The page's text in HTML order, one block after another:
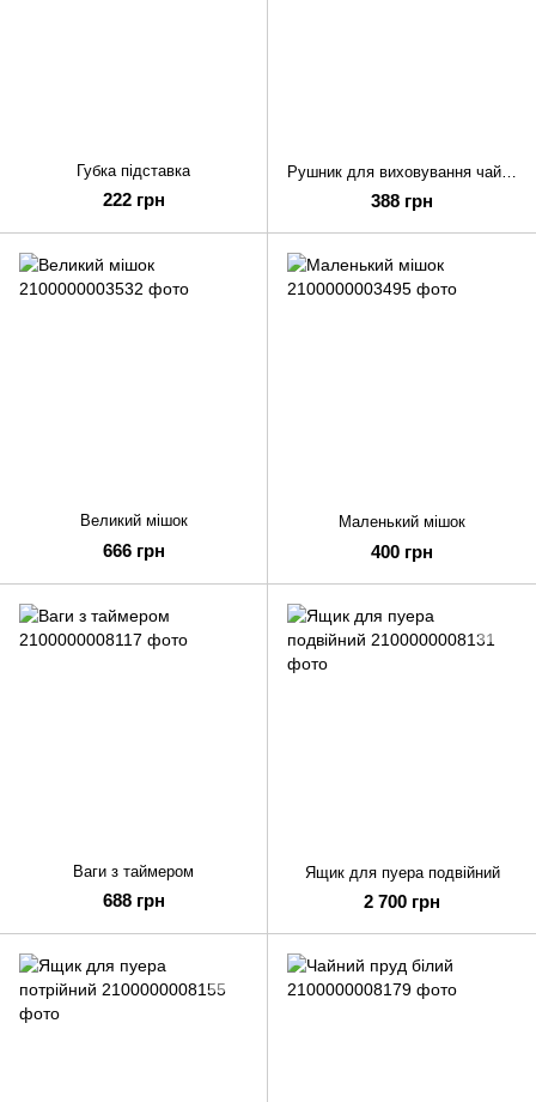
Губка підставка
222 грн 388 грн
Великий мішок
666 грн
Маленький мішок
400 грн
Ваги з таймером
688 грн
Ящик для пуера подвійний
2 700 грн